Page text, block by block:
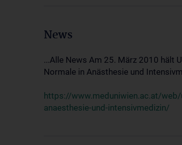
News
...Alle News Am 25. März 2010 hält
Normale in Anästhesie und
https://www.meduniwien.ac.at/
anaesthesie-und-intensivmedizin/